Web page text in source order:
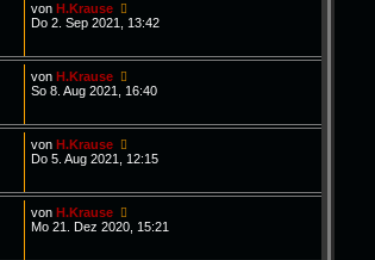
vonH.Krause
Do 2. Sep 2021, 13:42
vonH.Krause
So 8. Aug 2021, 16:40
vonH.Krause
Do 5. Aug 2021, 12:15
vonH.Krause
Mo 21. Dez 2020, 15:21